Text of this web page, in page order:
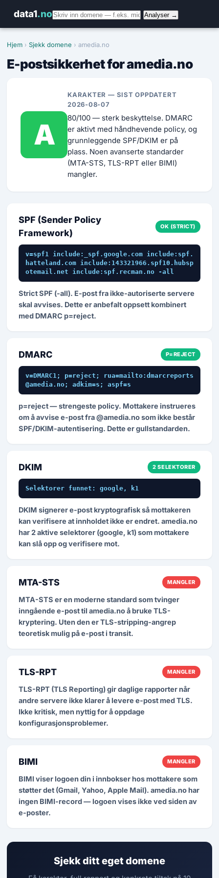
data1.no Analyser →
Hjem › Sjekk domene › amedia.no
E-postsikkerhet for amedia.no
A
KARAKTER — SIST OPPDATERT
2026-08-07
80/100 — sterk beskyttelse. DMARC
er aktivt med håndhevende policy, og
grunnleggende SPF/DKIM er på
plass. Noen avanserte standarder
(MTA-STS, TLS-RPT eller BIMI)
mangler.
SPF (Sender Policy
Framework)
OK (STRICT)
v=spf1 include:_spf.google.com include:spf.
hatteland.com include:143321966.spf10.hubsp
otemail.net include:spf.recman.no -all
Strict SPF (-all). E-post fra ikke-autoriserte servere
skal avvises. Dette er anbefalt oppsett kombinert
med DMARC p=reject.
DMARC P=REJECT
v=DMARC1; p=reject; rua=mailto:dmarcreports
@amedia.no; adkim=s; aspf=s
p=reject — strengeste policy. Mottakere instrueres
om å avvise e-post fra @amedia.no som ikke består
SPF/DKIM-autentisering. Dette er gullstandarden.
DKIM 2 SELEKTORER
Selektorer funnet: google, k1
DKIM signerer e-post kryptografisk så mottakeren
kan verifisere at innholdet ikke er endret. amedia.no
har 2 aktive selektorer (google, k1) som mottakere
kan slå opp og verifisere mot.
MTA-STS MANGLER
MTA-STS er en moderne standard som tvinger
inngående e-post til amedia.no å bruke TLS-
kryptering. Uten den er TLS-stripping-angrep
teoretisk mulig på e-post i transit.
TLS-RPT MANGLER
TLS-RPT (TLS Reporting) gir daglige rapporter når
andre servere ikke klarer å levere e-post med TLS.
Ikke kritisk, men nyttig for å oppdage
konfigurasjonsproblemer.
BIMI MANGLER
BIMI viser logoen din i innbokser hos mottakere som
støtter det (Gmail, Yahoo, Apple Mail). amedia.no har
ingen BIMI-record — logoen vises ikke ved siden av
e-poster.
Sjekk ditt eget domene